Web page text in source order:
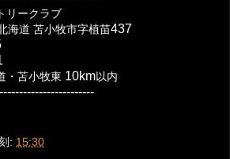
リークラブ
海道 苫小牧市字植苗437
・苫小牧東 10km以内
: 15:30